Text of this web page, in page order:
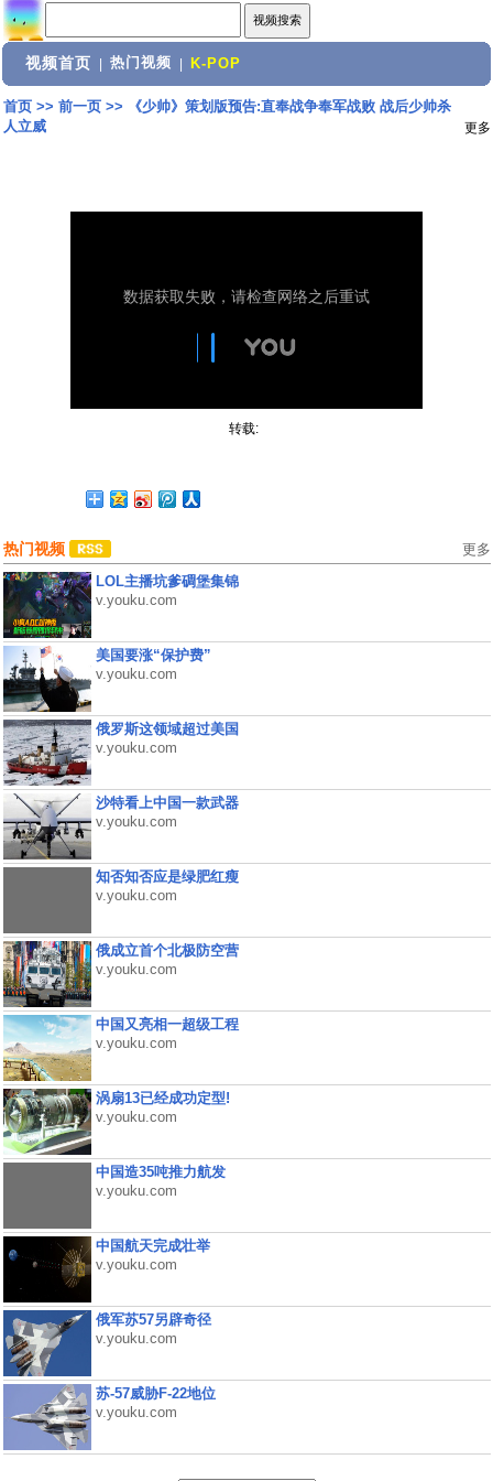
视频首页 热门视频 K-POP
首页>> 前一页>>
《少帅》策划版预告:直奉战争奉军战败 战后少帅杀
人立威
更多
转载:
热门视频 更多
LOL主播坑爹碉堡集锦
v.youku.com
美国要涨“保护费”
v.youku.com
俄罗斯这领域超过美国
v.youku.com
沙特看上中国一款武器
v.youku.com
知否知否应是绿肥红瘦
v.youku.com
俄成立首个北极防空营
v.youku.com
中国又亮相一超级工程
v.youku.com
涡扇13已经成功定型!
v.youku.com
中国造35吨推力航发
v.youku.com
中国航天完成壮举
v.youku.com
俄军苏57另辟奇径
v.youku.com
苏-57威胁F-22地位
v.youku.com